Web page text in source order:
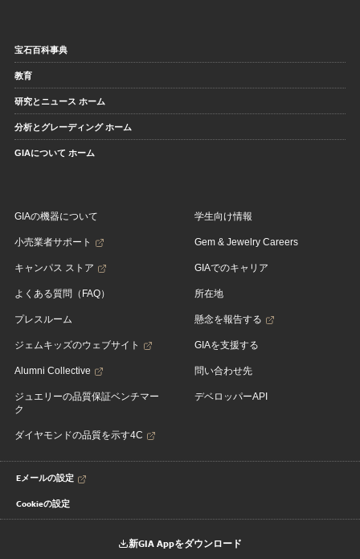
宝石百科事典
教育
研究とニュース ホーム
分析とグレーディング ホーム
GIAについて ホーム
GIAの機器について
小売業者サポート
キャンパス ストア
よくある質問（FAQ）
プレスルーム
ジェムキッズのウェブサイト
Alumni Collective
ジュエリーの品質保証ベンチマー
ク
ダイヤモンドの品質を示す4C
学生向け情報
Gem & Jewelry Careers
GIAでのキャリア
所在地
懸念を報告する
GIAを支援する
問い合わせ先
デベロッパーAPI
Eメールの設定
Cookieの設定
新GIA Appをダウンロード